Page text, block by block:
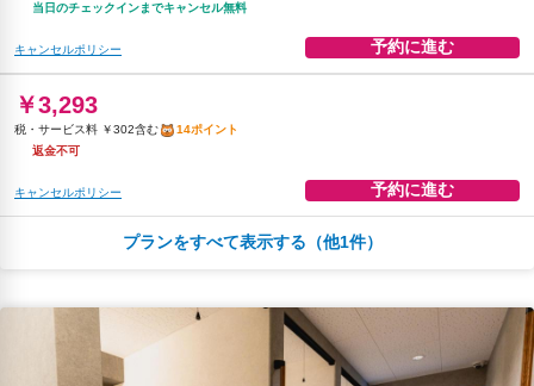
当日のチェックインまでキャンセル無料
キャンセルポリシー 予約に進む
￥3,293
税・サービス料 ￥302含む
14ポイント
返金不可
キャンセルポリシー 予約に進む
プランをすべて表示する（他1件）